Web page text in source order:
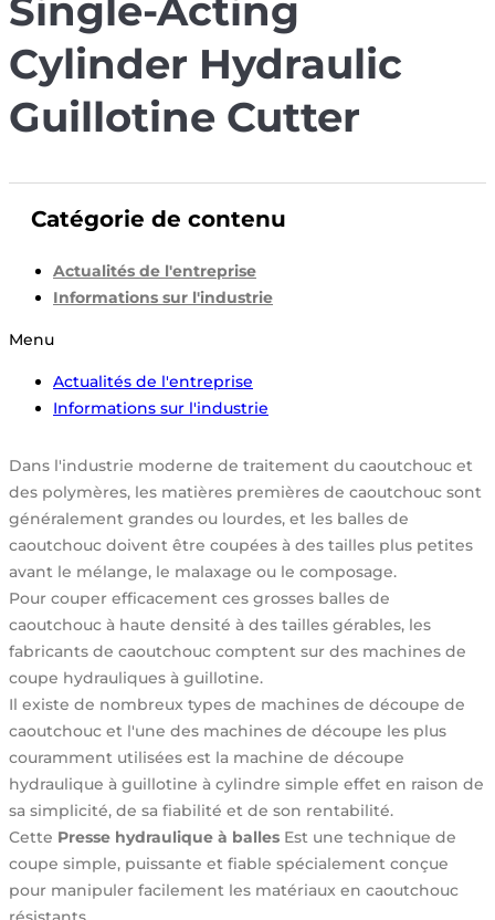
Single-Acting
Cylinder Hydraulic
Guillotine Cutter
Catégorie de contenu
Actualités de l'entreprise
Informations sur l'industrie
Menu
Actualités de l'entreprise
Informations sur l'industrie
Dans l'industrie moderne de traitement du caoutchouc et
des polymères, les matières premières de caoutchouc sont
généralement grandes ou lourdes, et les balles de
caoutchouc doivent être coupées à des tailles plus petites
avant le mélange, le malaxage ou le composage.
Pour couper efficacement ces grosses balles de
caoutchouc à haute densité à des tailles gérables, les
fabricants de caoutchouc comptent sur des machines de
coupe hydrauliques à guillotine.
Il existe de nombreux types de machines de découpe de
caoutchouc et l'une des machines de découpe les plus
couramment utilisées est la machine de découpe
hydraulique à guillotine à cylindre simple effet en raison de
sa simplicité, de sa fiabilité et de son rentabilité.
Cette Presse hydraulique à balles Est une technique de
coupe simple, puissante et fiable spécialement conçue
pour manipuler facilement les matériaux en caoutchouc